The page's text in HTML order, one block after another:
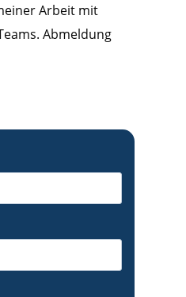
Arbeit mit
Abmeldung